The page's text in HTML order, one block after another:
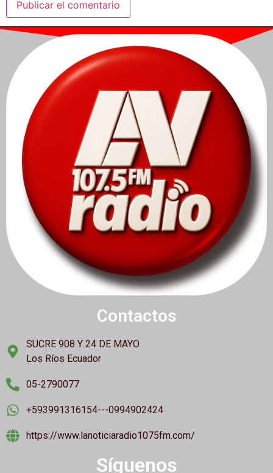
Contactos
SUCRE 908 Y 24 DE MAYO
Los Ríos Ecuador
05-2790077
+593991316154---0994902424
https://www.lanoticiaradio1075fm.com/
Síguenos